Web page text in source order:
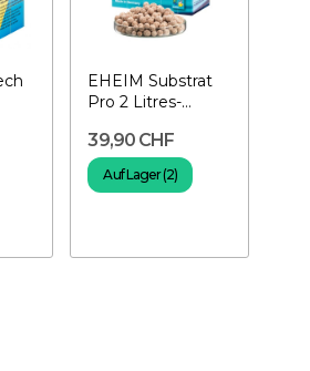
EHEIM Substrat
Pro 2 Litres-
Filtermedien
39,90 CHF
Auf Lager (2)